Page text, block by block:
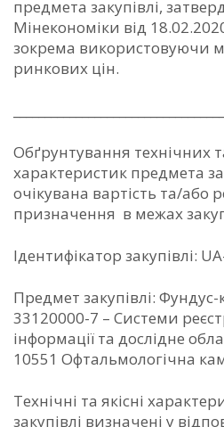
предмета закупівлі,
Мінекономіки від
зокрема використовуючи
ринкових цін.
Обґрунтування технічних
характеристик предмета
очікувана вартість та/або
призначення в межах
Ідентифікатор закупівлі:
Предмет закупівлі:
33120000-7 – Системи
інформації та дослідне
10551 Офтальмологічна
Технічні та якісні
закупівлі визначені у